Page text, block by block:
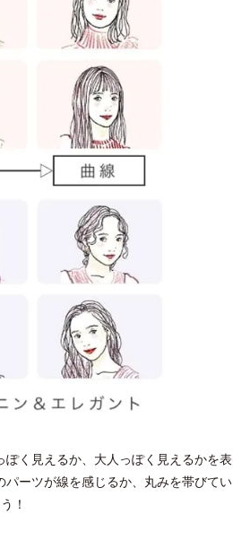
く見えるか、大人っぽく見えるかを表
パーツが線を感じるか、丸みを帯びてい
！